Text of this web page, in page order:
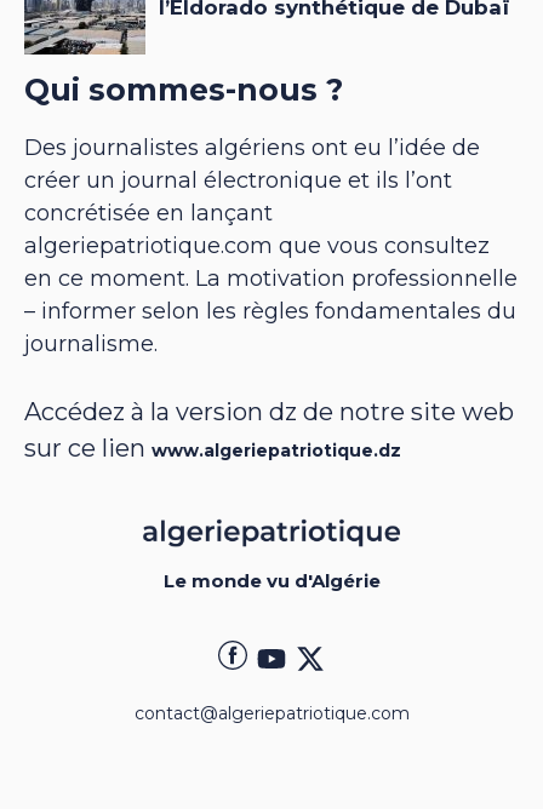
Qui sommes-nous ?
Des journalistes algériens ont eu l’idée de
créer un journal électronique et ils l’ont
concrétisée en lançant
algeriepatriotique.com que vous consultez
en ce moment. La motivation professionnelle
– informer selon les règles fondamentales du
journalisme.
Accédez à la version dz de notre site web
sur ce lien www.algeriepatriotique.dz
Le monde vu d'Algérie
contact@algeriepatriotique.com